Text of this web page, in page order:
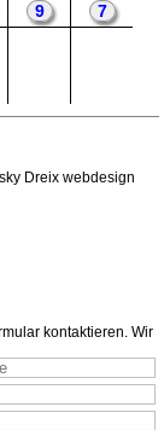
9 7
kontaktieren. Wir